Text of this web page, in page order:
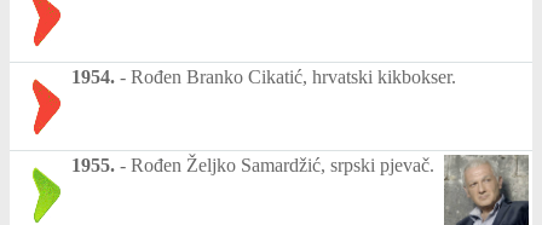
1954. - Rođen Branko Cikatić, hrvatski kikbokser.
1955. - Rođen Željko Samardžić, srpski pjevač.